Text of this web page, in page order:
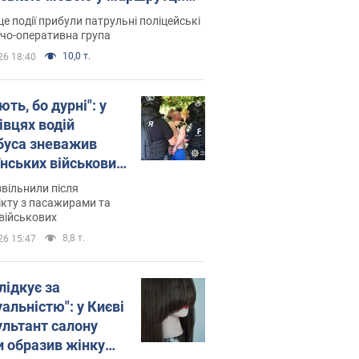
склала адмінпротокол.
події прибули патрульні поліцейські
оперативна група
18:40 10,0 т.
бо дурні": у
водій
зневажив
військових
Відео
після
з пасажирами та
15:47 8,8 т.
за
у Києві
салону
образив жінку